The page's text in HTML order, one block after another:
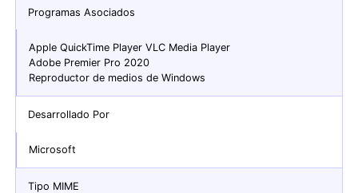
Programas Asociados
Apple QuickTime Player VLC Media Player
Adobe Premier Pro 2020
Reproductor de medios de Windows
Desarrollado Por
Microsoft
Tipo MIME